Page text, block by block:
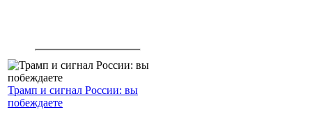
Трамп и сигнал России: вы
побеждаете